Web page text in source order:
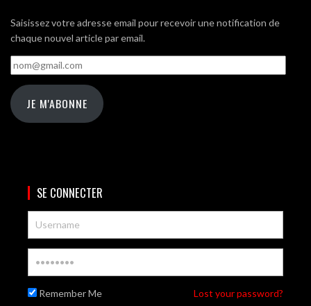
Saisissez votre adresse email pour recevoir une notification de
chaque nouvel article par email.
nom@gmail.com
JE M'ABONNE
SE CONNECTER
Remember Me Lost your password?